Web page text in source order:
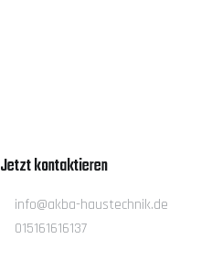
Jetzt kontaktieren
info@akba-haustechnik.de
015161616137